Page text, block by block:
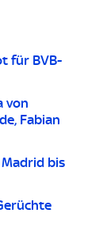
für BVB-
von
Fabian
bis